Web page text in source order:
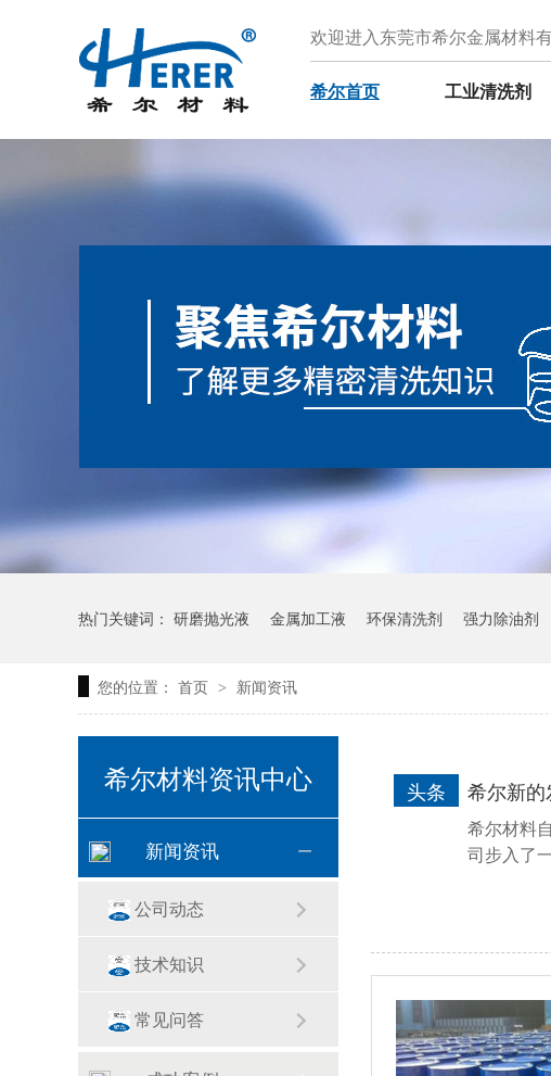
欢迎进入东莞市希尔金属材料
希尔首页 工业清洗剂
热门关键词： 研磨抛光液 金属加工液 环保清洗剂 强力除油剂
您的位置： 首页 > 新闻资讯
希尔新
头条
希尔材料
司步入了
希尔材料资讯中心
新闻资讯
公司动态
技术知识
常见问答